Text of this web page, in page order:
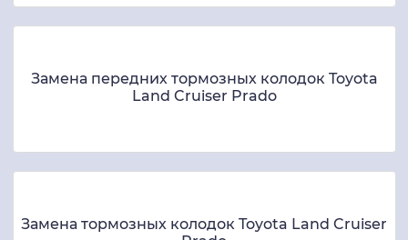
Замена передних тормозных колодок Toyota
Land Cruiser Prado
Замена тормозных колодок Toyota Land Cruiser